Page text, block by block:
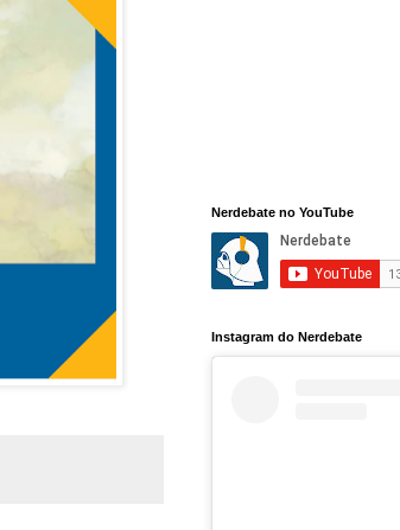
Nerdebate no YouTube
Instagram do Nerdebate